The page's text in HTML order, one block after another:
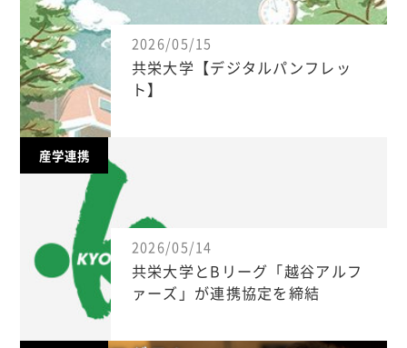
2026/05/15
共栄大学【デジタルパンフレッ
ト】
産学連携
2026/05/14
共栄大学とBリーグ「越谷アルフ
ァーズ」が連携協定を締結